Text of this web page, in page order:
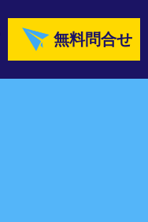
無料問合せ